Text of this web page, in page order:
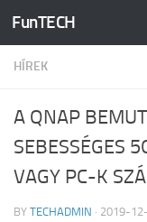
Skip to content
FunTECH
HÍREK
A QNAP
SEBESSÉGES
VAGY PC-K
BY TECHADMIN · 2019-